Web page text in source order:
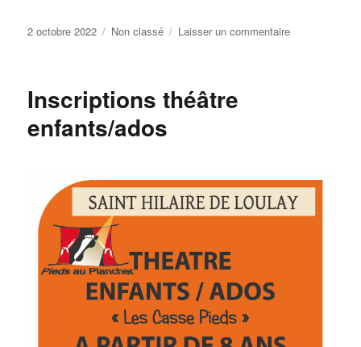
Publié
2 octobre 2022 Catégories
Non classé Laisser un commentairesur
Inscriptions théâtre
enfants/ados